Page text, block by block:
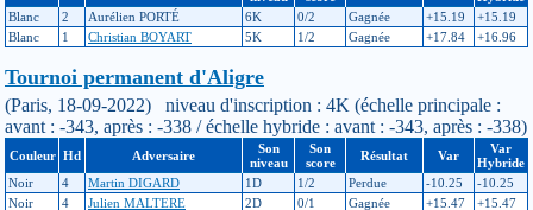
Blanc
2 Aurélien PORTÉ 6K 0/2 Gagnée +15.19
+15.19
Blanc
1 Christian BOYART 5K 1/2 Gagnée +17.84 +16.96
Tournoi permanent d'Aligre
(Paris, 18-09-2022) niveau d'inscription : 4K (échelle principale :
avant : -343, après : -338 / échelle hybride : avant : -343, après : -338)
Couleur Hd Adversaire
Son
niveau
Son
score
Résultat Var
Var
Hybride
Noir
4 Martin DIGARD 1D 1/2 Perdue -10.25
-10.25
Noir
4 Julien MALTERE 2D 0/1 Gagnée +15.47 +15.47